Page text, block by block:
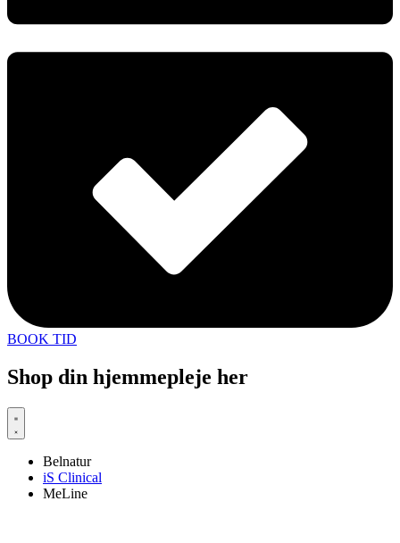
BOOK TID
Shop din hjemmepleje her
Belnatur
iS Clinical
MeLine